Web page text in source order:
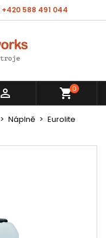
+420 588 491 044
 shopping_cart0
Náplně
Eurolite